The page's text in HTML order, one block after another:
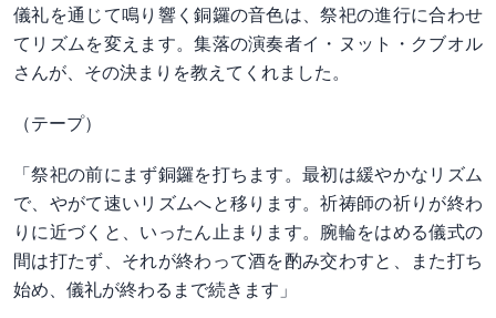
儀礼を通じて鳴り響く銅鑼の音色は、祭祀の進行に合わせ
てリズムを変えます。集落の演奏者イ・ヌット・クブオル
さんが、その決まりを教えてくれました。
（テープ）
「祭祀の前にまず銅鑼を打ちます。最初は緩やかなリズム
で、やがて速いリズムへと移ります。祈祷師の祈りが終わ
りに近づくと、いったん止まります。腕輪をはめる儀式の
間は打たず、それが終わって酒を酌み交わすと、また打ち
始め、儀礼が終わるまで続きます」